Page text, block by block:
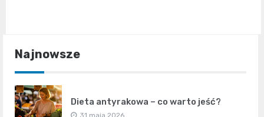
Najnowsze
Dieta antyrakowa – co warto jeść?
31 maja 2026